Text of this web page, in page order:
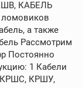
КАБЕЛЬ
а также
Рассмотрим
Постоянно
1 Кабели
КРШС, КРШУ,